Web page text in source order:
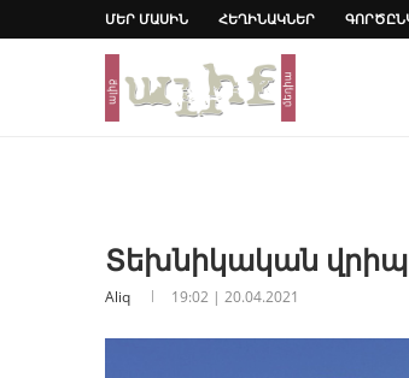
ՄԵՐ ՄԱՍԻՆ ՀԵՂԻՆԱԿՆԵՐ
Տեխնիկական
Aliq 19:02 | 20.04.2021